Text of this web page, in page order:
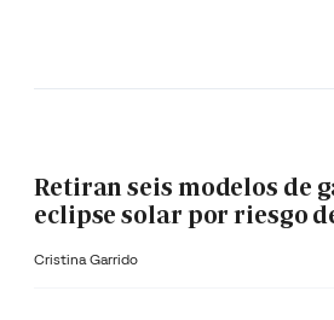
Retiran seis modelos de
eclipse solar por riesgo
Cristina Garrido